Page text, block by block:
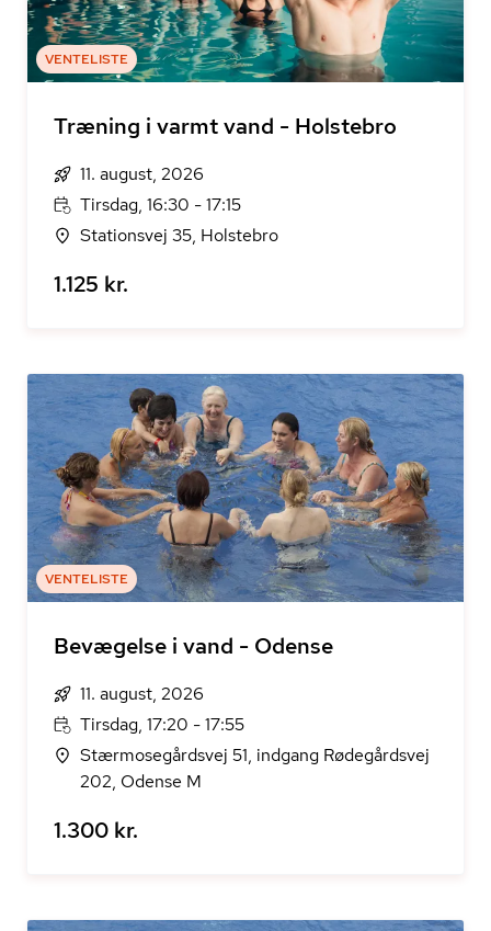
VENTELISTE
Træning i varmt vand - Holstebro
11. august, 2026
Tirsdag, 16:30 - 17:15
Stationsvej 35, Holstebro
1.125 kr.
VENTELISTE
Bevægelse i vand - Odense
11. august, 2026
Tirsdag, 17:20 - 17:55
Stærmosegårdsvej 51, indgang Rødegårdsvej
202, Odense M
1.300 kr.